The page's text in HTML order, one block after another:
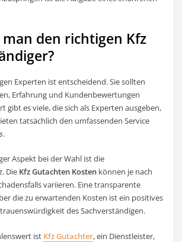
den richtigen Kfz
Experten ist entscheidend. Sie sollten
Erfahrung und Kundenbewertungen
gibt es viele, die sich als Experten ausgeben,
tatsächlich den umfassenden Service
.
Aspekt bei der Wahl ist die
Die Kfz Gutachten Kosten können je nach
variieren. Eine transparente
die zu erwartenden Kosten ist ein positives
des Sachverständigen.
ist Kfz Gutachter, ein Dienstleister,